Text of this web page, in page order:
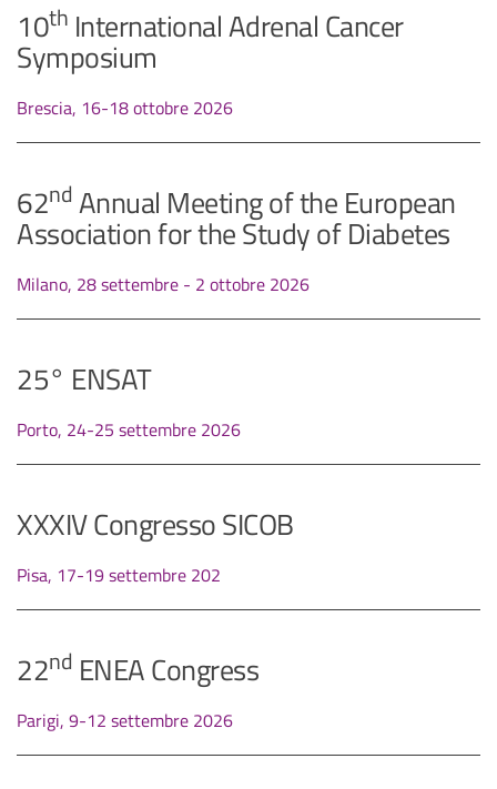
10th International Adrenal Cancer
Symposium
Brescia, 16-18 ottobre 2026
62nd Annual Meeting of the European
Association for the Study of Diabetes
Milano, 28 settembre - 2 ottobre 2026
25° ENSAT
Porto, 24-25 settembre 2026
XXXIV Congresso SICOB
Pisa, 17-19 settembre 202
22nd ENEA Congress
Parigi, 9-12 settembre 2026